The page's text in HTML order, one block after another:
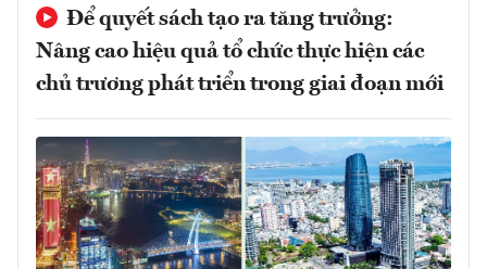
Để quyết sách tạo ra tăng trưởng:
Nâng cao hiệu quả tổ chức thực hiện các
chủ trương phát triển trong giai đoạn mới